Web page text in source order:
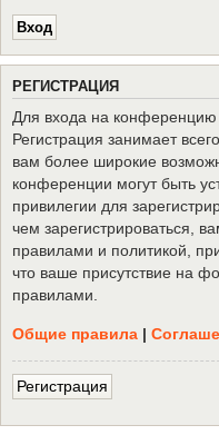
РЕГИСТРАЦИЯ
Для входа на
Регистрация занимает
вам более широкие
конференции могут быть
привилегии для
чем зарегистрироваться,
правилами и политикой,
что ваше присутствие на
правилами.
Общие правила |
Регистрация